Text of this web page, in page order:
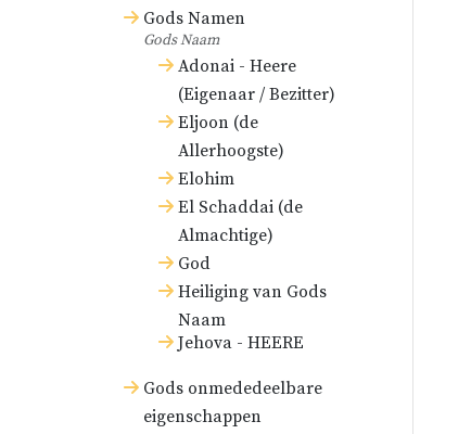
Gods Namen
Gods Naam
Adonai - Heere
(Eigenaar / Bezitter)
Eljoon (de
Allerhoogste)
Elohim
El Schaddai (de
Almachtige)
God
Heiliging van Gods
Naam
Jehova - HEERE
Gods onmededeelbare
eigenschappen